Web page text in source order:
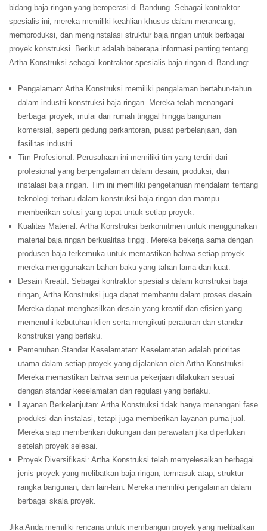
bidang baja ringan yang beroperasi di Bandung. Sebagai kontraktor
spesialis ini, mereka memiliki keahlian khusus dalam merancang,
memproduksi, dan menginstalasi struktur baja ringan untuk berbagai
proyek konstruksi. Berikut adalah beberapa informasi penting tentang
Artha Konstruksi sebagai kontraktor spesialis baja ringan di Bandung:
Pengalaman: Artha Konstruksi memiliki pengalaman bertahun-tahun
dalam industri konstruksi baja ringan. Mereka telah menangani
berbagai proyek, mulai dari rumah tinggal hingga bangunan
komersial, seperti gedung perkantoran, pusat perbelanjaan, dan
fasilitas industri.
Tim Profesional: Perusahaan ini memiliki tim yang terdiri dari
profesional yang berpengalaman dalam desain, produksi, dan
instalasi baja ringan. Tim ini memiliki pengetahuan mendalam tentang
teknologi terbaru dalam konstruksi baja ringan dan mampu
memberikan solusi yang tepat untuk setiap proyek.
Kualitas Material: Artha Konstruksi berkomitmen untuk menggunakan
material baja ringan berkualitas tinggi. Mereka bekerja sama dengan
produsen baja terkemuka untuk memastikan bahwa setiap proyek
mereka menggunakan bahan baku yang tahan lama dan kuat.
Desain Kreatif: Sebagai kontraktor spesialis dalam konstruksi baja
ringan, Artha Konstruksi juga dapat membantu dalam proses desain.
Mereka dapat menghasilkan desain yang kreatif dan efisien yang
memenuhi kebutuhan klien serta mengikuti peraturan dan standar
konstruksi yang berlaku.
Pemenuhan Standar Keselamatan: Keselamatan adalah prioritas
utama dalam setiap proyek yang dijalankan oleh Artha Konstruksi.
Mereka memastikan bahwa semua pekerjaan dilakukan sesuai
dengan standar keselamatan dan regulasi yang berlaku.
Layanan Berkelanjutan: Artha Konstruksi tidak hanya menangani fase
produksi dan instalasi, tetapi juga memberikan layanan purna jual.
Mereka siap memberikan dukungan dan perawatan jika diperlukan
setelah proyek selesai.
Proyek Diversifikasi: Artha Konstruksi telah menyelesaikan berbagai
jenis proyek yang melibatkan baja ringan, termasuk atap, struktur
rangka bangunan, dan lain-lain. Mereka memiliki pengalaman dalam
berbagai skala proyek.
Jika Anda memiliki rencana untuk membangun proyek yang melibatkan